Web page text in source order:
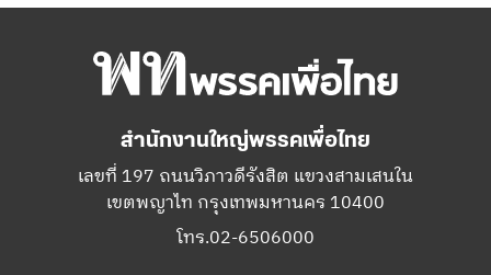
สำนักงานใหญ่พรรคเพื่อไทย
เลขที่ 197 ถนนวิภาวดีรังสิต แขวงสามเสนใน
เขตพญาไท กรุงเทพมหานคร 10400
โทร.02-6506000